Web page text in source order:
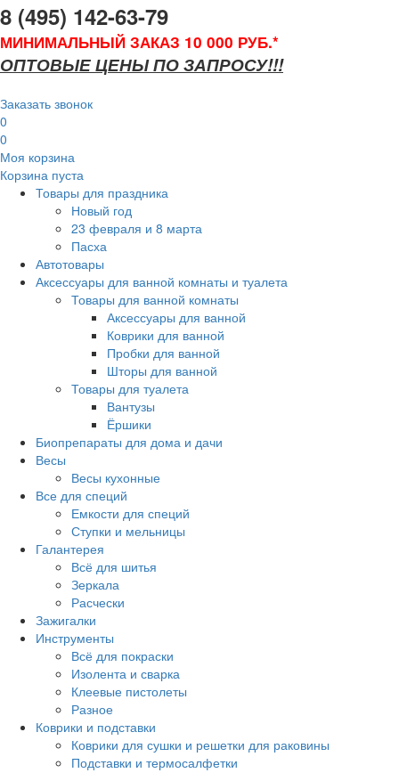
8 (495) 142-63-79
МИНИМАЛЬНЫЙ ЗАКАЗ 10 000 РУБ.*
ОПТОВЫЕ ЦЕНЫ ПО ЗАПРОСУ!!!
Заказать звонок
0
0
Моя корзина
Корзина пуста
Товары для праздника
Новый год
23 февраля и 8 марта
Пасха
Автотовары
Аксессуары для ванной комнаты и туалета
Товары для ванной комнаты
Аксессуары для ванной
Коврики для ванной
Пробки для ванной
Шторы для ванной
Товары для туалета
Вантузы
Ёршики
Биопрепараты для дома и дачи
Весы
Весы кухонные
Все для специй
Емкости для специй
Ступки и мельницы
Галантерея
Всё для шитья
Зеркала
Расчески
Зажигалки
Инструменты
Всё для покраски
Изолента и сварка
Клеевые пистолеты
Разное
Коврики и подставки
Коврики для сушки и решетки для раковины
Подставки и термосалфетки